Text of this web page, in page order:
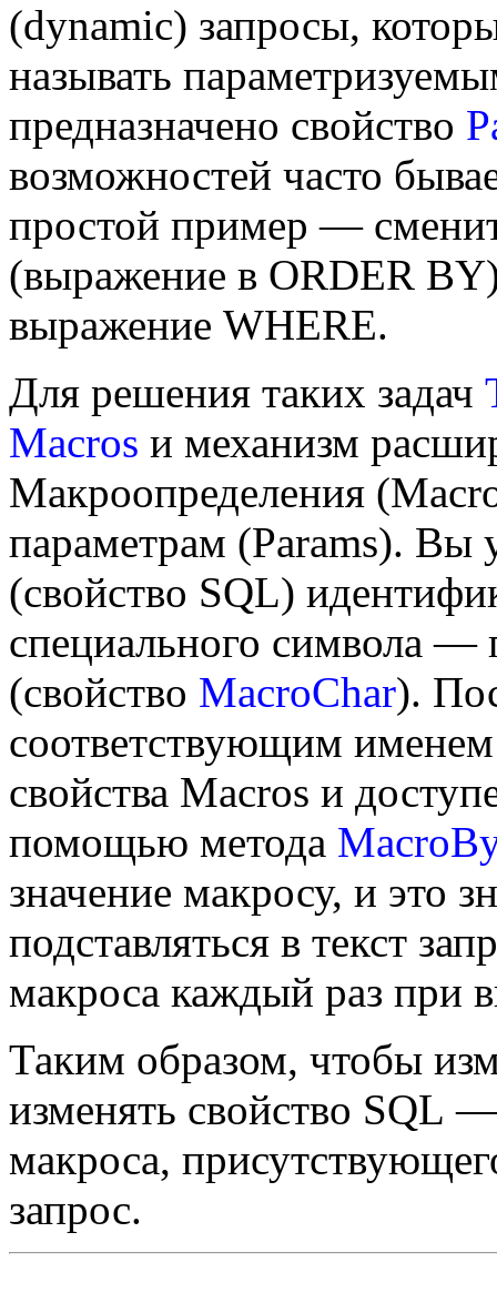
(dynamic) запросы,
называть
предназначено свойство
возможностей часто
простой пример —
(выражение в ORDER
выражение WHERE.
Для решения таких задач
Macros и механизм
Макроопределения
параметрам (Params). Вы
(свойство SQL)
специального символа —
(свойство MacroChar).
соответствующим именем
свойства Macros и
помощью метода
значение макросу, и это
подставляться в текст
макроса каждый раз при
Таким образом, чтобы
изменять свойство SQL
макроса,
запрос.